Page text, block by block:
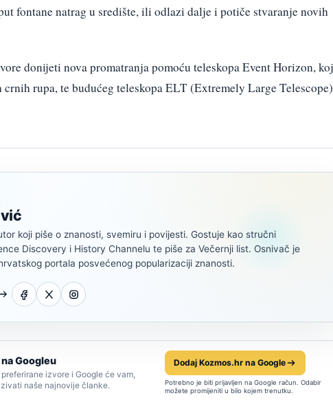
fontane natrag u središte, ili odlazi dalje i potiče stvaranje novih
donijeti nova promatranja pomoću teleskopa Event Horizon,
rupa, te budućeg teleskopa ELT (Extremely Large Telescope)
koji piše o znanosti, svemiru i povijesti. Gostuje kao stručni
Discovery i History Channelu te piše za Večernji list. Osnivač je
portala posvećenog popularizaciji znanosti.
Googleu
izvore i Google će vam,
naše najnovije članke.
Dodaj Kozmos.hr na Google
Potrebno je biti prijavljen na Google račun. Odabir
možete promijeniti u bilo kojem trenutku.